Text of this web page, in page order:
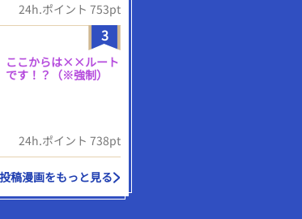
24h.ポイント 753pt
3
ここからは××ルート
です！？（※強制）
24h.ポイント 738pt
投稿漫画をもっと見る